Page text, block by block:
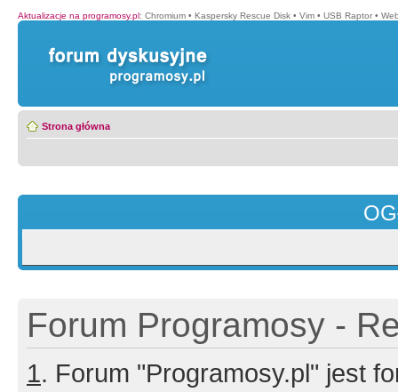
Aktualizacje na programosy.pl: Chromium • Kaspersky Rescue Disk • Vim • USB Raptor •
Strona główna
Forum Programosy -
1. Forum "Programosy.pl" jest